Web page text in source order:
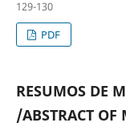
129-130
PDF
RESUMOS DE
/ABSTRACT OF